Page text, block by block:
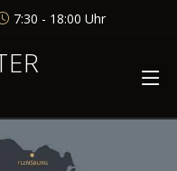
7:30 - 18:00 Uhr